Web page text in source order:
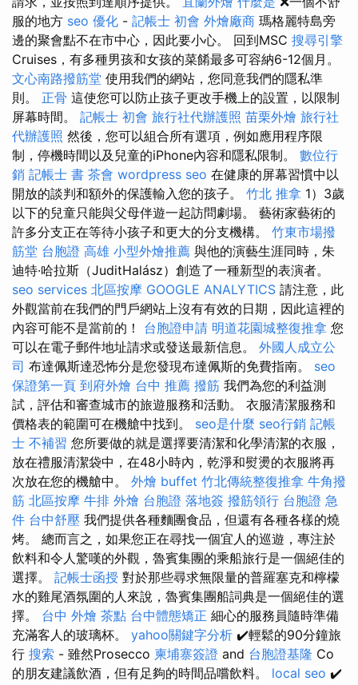
服的地方 seo 優化 - 記帳士 初會 外燴廠商 瑪格麗特島旁
邊的聚會點不在市中心，因此要小心。 回到MSC 搜尋引擎
Cruises，有多種男孩和女孩的菜餚最多可容納6-12個月。
文心南路撥筋堂 使用我們的網站，您同意我們的隱私準
則。 正骨 這使您可以防止孩子更改手機上的設置，以限制
屏幕時間。 記帳士 初會 旅行社代辦護照 苗栗外燴 旅行社
代辦護照 然後，您可以組合所有選項，例如應用程序限
制，停機時間以及兒童的iPhone內容和隱私限制。 數位行
銷 記帳士 書 茶會 wordpress seo 在健康的屏幕習慣中以
開放的談判和額外的保護輸入您的孩子。 竹北 推拿 1）3歲
以下的兒童只能與父母伴遊一起訪問劇場。 藝術家藝術的
許多分支正在等待小孩子和更大的分支機構。 竹東市場撥
筋堂 台胞證 高雄 小型外燴推薦 與他的演藝生涯同時，朱
迪特·哈拉斯（JuditHalász）創造了一種新型的表演者。
seo services 北區按摩 GOOGLE ANALYTICS 請注意，此
外觀當前在我們的門戶網站上沒有有效的日期，因此這裡的
內容可能不是當前的！ 台胞證申請 明道花園城整復推拿 您
可以在電子郵件地址請求或發送最新信息。 外國人成立公
司 布達佩斯達恐怖分是您發現布達佩斯的免費指南。 seo
保證第一頁 到府外燴 台中 推薦 撥筋 我們為您的利益測
試，評估和審查城市的旅遊服務和活動。 衣服清潔服務和
價格表的範圍可在機艙中找到。 seo是什麼 seo行銷 記帳
士 不補習 您所要做的就是選擇要清潔和化學清潔的衣服，
放在禮服清潔袋中，在48小時內，乾淨和熨燙的衣服將再
次放在您的機艙中。 外燴 buffet 竹北傳統整復推拿 牛角撥
筋 北區按摩 牛排 外燴 台胞證 落地簽 撥筋領行 台胞證 急
件 台中舒壓 我們提供各種麵團食品，但還有各種各樣的燒
烤。 總而言之，如果您正在尋找一個宜人的巡遊，專注於
飲料和令人驚嘆的外觀，魯賓集團的乘船旅行是一個絕佳的
選擇。 記帳士函授 對於那些尋求無限量的普羅塞克和檸檬
水的雞尾酒氛圍的人來說，魯賓集團船詞典是一個絕佳的選
擇。 台中 外燴 茶點 台中體態矯正 細心的服務員隨時準備
充滿客人的玻璃杯。 yahoo關鍵字分析 ✔️輕鬆的90分鐘旅
行 搜索 - 雖然Prosecco 柬埔寨簽證 and 台胞證基隆 Co
的朋友建議飲酒，但有足夠的時間品嚐飲料。 local seo ✔️